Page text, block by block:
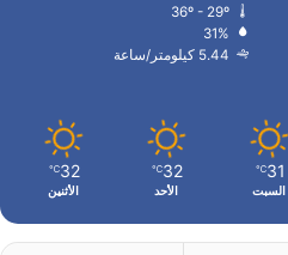
31%
5.44 كيلومتر/ساعة
31
℃
السبت
32
℃
الأحد
32
℃
الأثنين